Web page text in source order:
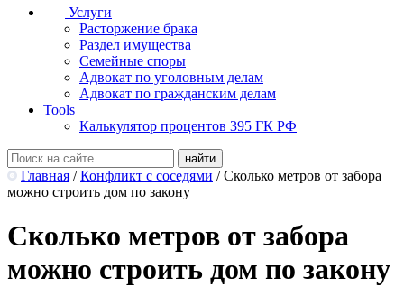
Услуги
Расторжение брака
Раздел имущества
Семейные споры
Адвокат по уголовным делам
Адвокат по гражданским делам
Tools
Калькулятор процентов 395 ГК РФ
Главная / Конфликт с соседями / Сколько метров от забора
можно строить дом по закону
Сколько метров от забора
можно строить дом по закону